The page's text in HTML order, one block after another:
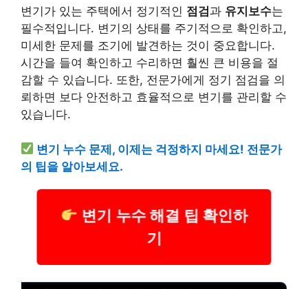
변기가 있는 주택에서 정기적인 점검 과 유지보수는
필수적입니다. 변기의 상태를 주기적으로 확인하고,
미세한 문제를 조기에 발견하는 것이 중요합니다.
시간을 들여 확인하고 수리하면 훨씬 큰 비용을 절
감할 수 있습니다. 또한, 전문가에게 정기 점검을 의
뢰하면 보다 안전하고 효율적으로 변기를 관리할 수
있습니다.
변기 누수 문제, 이제는 걱정하지 마세요! 전문가
의 팁을 알아보세요.
변기 누수 해결 팁 확인하
기